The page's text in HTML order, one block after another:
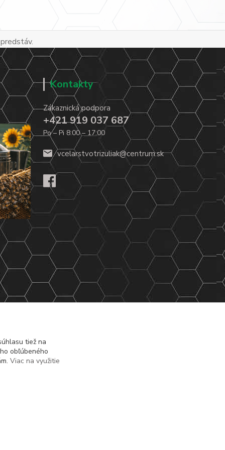
Kontakty
Zákaznická podpora
+421 919 037 687
Po – Pi 8:00 – 17:00
vcelarstvotrizuliak@centrum.sk
tiež na
obľúbeného
Viac na využitie